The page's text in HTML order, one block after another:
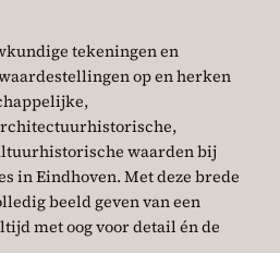
tekeningen en
op en herken
waarden bij
in Eindhoven. Met deze brede
beeld geven van een
met oog voor detail én de